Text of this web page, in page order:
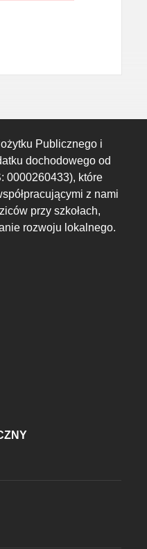
Publicznego i
dochodowego od
0000260433), które
z nami
przy szkołach,
rozwoju lokalnego.